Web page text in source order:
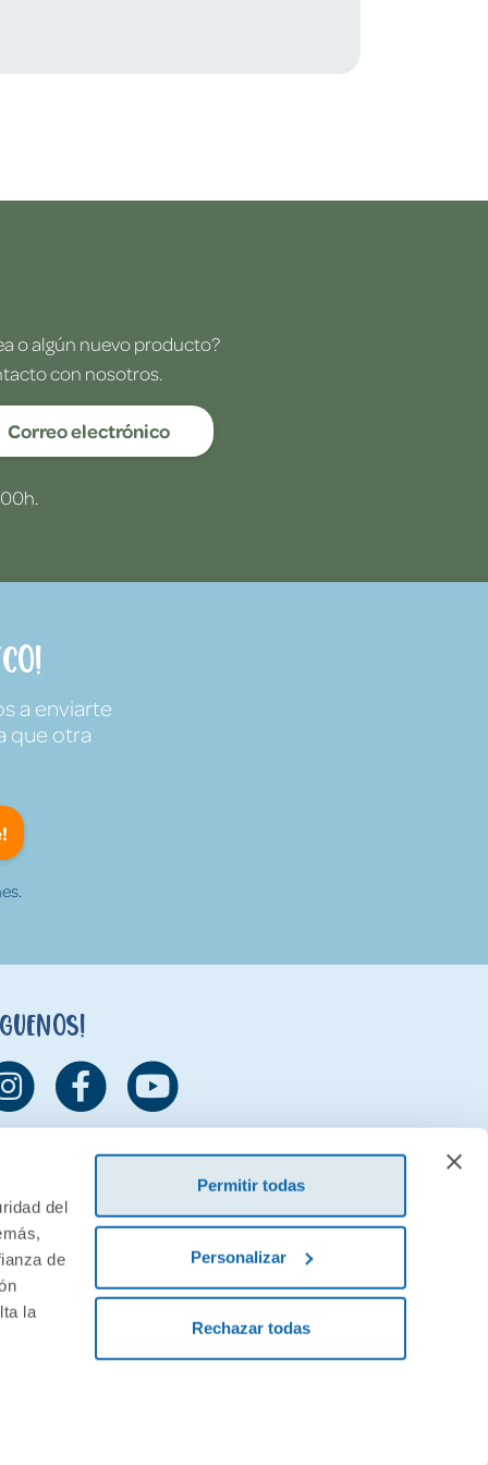
del
de
la
Permitir todas
Personalizar
Rechazar todas
o algún nuevo producto?
con nosotros.
Correo electrónico
a enviarte
que otra